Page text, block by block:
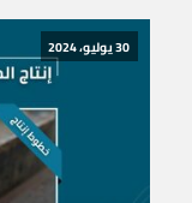
30 يوليو، 2024